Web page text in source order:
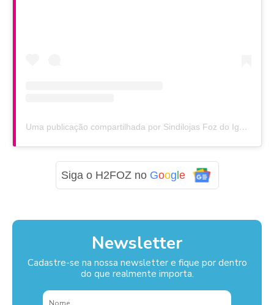
Uma publicação compartilhada por Sindilojas Foz do Iguaçu (@sindilojasfoz)
Siga o H2FOZ no Google
Newsletter
Cadastre-se na nossa newsletter e fique por dentro
do que realmente importa.